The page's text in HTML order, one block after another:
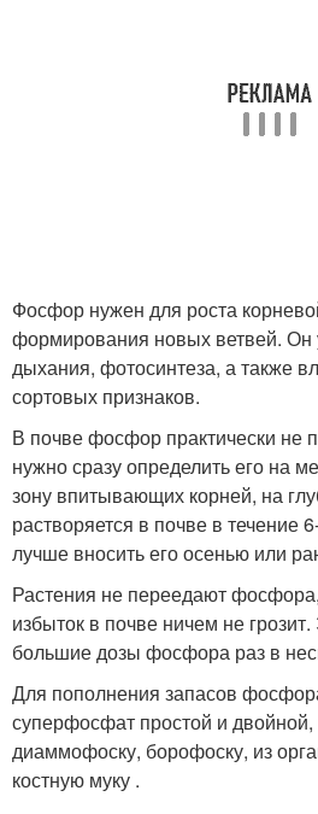
Фосфор нужен для роста
формирования новых ветвей. Он
дыхания, фотосинтеза, а также
сортовых признаков.
В почве фосфор практически не
нужно сразу определить его на
зону впитывающих корней, на
растворяется в почве в течение
лучше вносить его осенью или
Растения не переедают
избыток в почве ничем не
большие дозы фосфора раз в
Для пополнения запасов
суперфосфат простой и
диаммофоску, борофоску, из
костную муку .